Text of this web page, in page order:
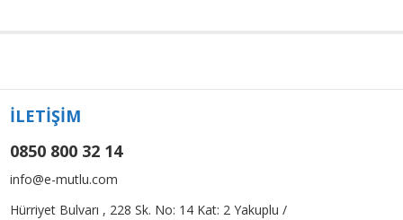
İLETİŞİM
0850 800 32 14
info@e-mutlu.com
Hürriyet Bulvarı , 228 Sk. No: 14 Kat: 2 Yakuplu /